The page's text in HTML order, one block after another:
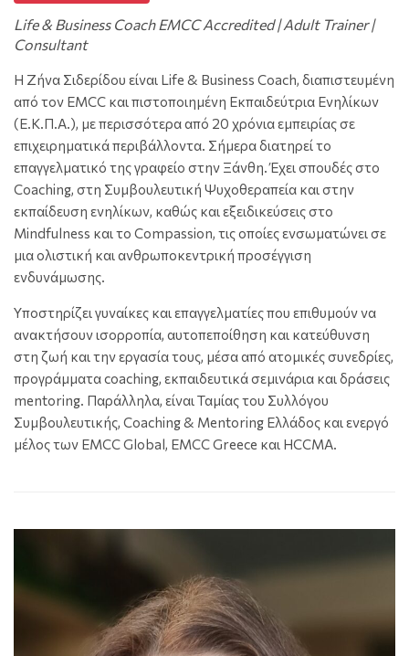
Life & Business Coach EMCC Accredited | Adult Trainer |
Consultant
Η Ζήνα Σιδερίδου είναι Life & Business Coach, διαπιστευμένη
από τον EMCC και πιστοποιημένη Εκπαιδεύτρια Ενηλίκων
(Ε.Κ.Π.Α.), με περισσότερα από 20 χρόνια εμπειρίας σε
επιχειρηματικά περιβάλλοντα. Σήμερα διατηρεί το
επαγγελματικό της γραφείο στην Ξάνθη. Έχει σπουδές στο
Coaching, στη Συμβουλευτική Ψυχοθεραπεία και στην
εκπαίδευση ενηλίκων, καθώς και εξειδικεύσεις στο
Mindfulness και το Compassion, τις οποίες ενσωματώνει σε
μια ολιστική και ανθρωποκεντρική προσέγγιση
ενδυνάμωσης.
Υποστηρίζει γυναίκες και επαγγελματίες που επιθυμούν να
ανακτήσουν ισορροπία, αυτοπεποίθηση και κατεύθυνση
στη ζωή και την εργασία τους, μέσα από ατομικές συνεδρίες,
προγράμματα coaching, εκπαιδευτικά σεμινάρια και δράσεις
mentoring. Παράλληλα, είναι Ταμίας του Συλλόγου
Συμβουλευτικής, Coaching & Mentoring Ελλάδος και ενεργό
μέλος των EMCC Global, EMCC Greece και HCCMA.